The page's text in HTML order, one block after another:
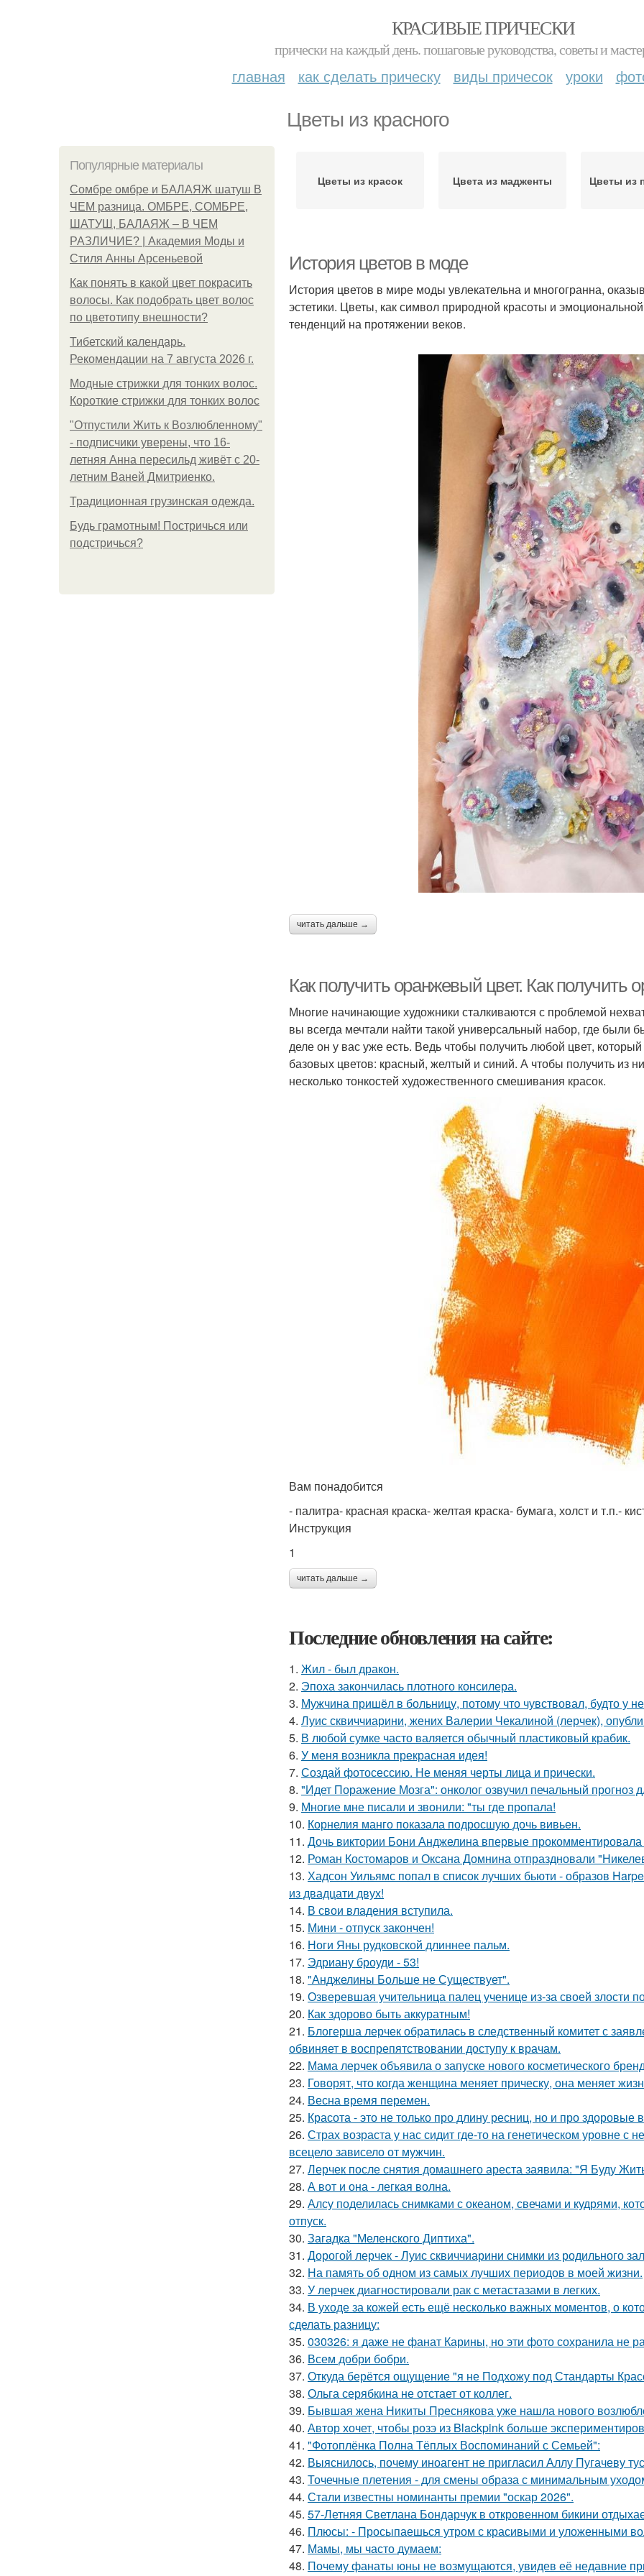
КРАСИВЫЕ ПРИЧЕСКИ
прически на каждый день. пошаговые руководства, советы и
главная как сделать прическу виды причесок уроки
Цветы из красного
Популярные материалы
Сомбре омбре и БАЛАЯЖ шатуш В
ЧЕМ разница. ОМБРЕ, СОМБРЕ,
ШАТУШ, БАЛАЯЖ – В ЧЕМ
РАЗЛИЧИЕ? | Академия Моды и
Стиля Анны Арсеньевой
Как понять в какой цвет покрасить
волосы. Как подобрать цвет волос
по цветотипу внешности?
Тибетский календарь.
Рекомендации на 7 августа 2026 г.
Модные стрижки для тонких волос.
Короткие стрижки для тонких волос
"Отпустили Жить к Возлюбленному"
- подписчики уверены, что 16-
летняя Анна пересильд живёт с 20-
летним Ваней Дмитриенко.
Традиционная грузинская одежда.
Будь грамотным! Постричься или
подстричься?
Цветы из красок Цвета из мадженты Цветы из
История цветов в моде
История цветов в мире моды увлекательна и многогранна,
эстетики. Цветы, как символ природной красоты и
тенденций на протяжении веков.
читать дальше →
Как получить оранжевый цвет. Как получить
Многие начинающие художники сталкиваются с проблемой
вы всегда мечтали найти такой универсальный набор, где были
деле он у вас уже есть. Ведь чтобы получить любой цвет,
базовых цветов: красный, желтый и синий. А чтобы получить из
несколько тонкостей художественного смешивания красок.
Вам понадобится
- палитра- красная краска- желтая краска- бумага, холст и т.п.-
Инструкция
1
читать дальше →
Последние обновления на сайте:
1. Жил - был дракон.
2. Эпоха закончилась плотного консилера.
3. Мужчина пришёл в больницу, потому что чувствовал, будто у
4. Луис сквиччиарини, жених Валерии Чекалиной (лерчек),
5. В любой сумке часто валяется обычный пластиковый крабик.
6. У меня возникла прекрасная идея!
7. Создай фотосессию. Не меняя черты лица и прически.
8. "Идет Поражение Мозга": онколог озвучил печальный прогноз
9. Многие мне писали и звонили: "ты где пропала!
10. Корнелия манго показала подросшую дочь вивьен.
11. Дочь виктории Бони Анджелина впервые прокомментировала
12. Роман Костомаров и Оксана Домнина отпраздновали
13. Хадсон Уильямс попал в список лучших бьюти - образов
из двадцати двух!
14. В свои владения вступила.
15. Мини - отпуск закончен!
16. Ноги Яны рудковской длиннее пальм.
17. Эдриану броуди - 53!
18. "Анджелины Больше не Существует".
19. Озверевшая учительница палец ученице из-за своей злости
20. Как здорово быть аккуратным!
21. Блогерша лерчек обратилась в следственный комитет с
обвиняет в воспрепятствовании доступу к врачам.
22. Мама лерчек объявила о запуске нового косметического
23. Говорят, что когда женщина меняет прическу, она меняет
24. Весна время перемен.
25. Красота - это не только про длину ресниц, но и про здоровые
26. Страх возраста у нас сидит где-то на генетическом уровне
всецело зависело от мужчин.
27. Лерчек после снятия домашнего ареста заявила: "Я Буду
28. А вот и она - легкая волна.
29. Алсу поделилась снимками с океаном, свечами и кудрями,
отпуск.
30. Загадка "Меленского Диптиха".
31. Дорогой лерчек - Луис сквиччиарини снимки из родильного
32. На память об одном из самых лучших периодов в моей жизни.
33. У лерчек диагностировали рак с метастазами в легких.
34. В уходе за кожей есть ещё несколько важных моментов, о
сделать разницу:
35. 030326: я даже не фанат Карины, но эти фото сохранила не
36. Всем добри бобри.
37. Откуда берётся ощущение "я не Подхожу под Стандарты
38. Ольга серябкина не отстает от коллег.
39. Бывшая жена Никиты Преснякова уже нашла нового
40. Автор хочет, чтобы розэ из Blackpink больше
41. "Фотоплёнка Полна Тёплых Воспоминаний с Семьей":
42. Выяснилось, почему иноагент не пригласил Аллу Пугачеву
43. Точечные плетения - для смены образа с минимальным
44. Стали известны номинанты премии "оскар 2026".
45. 57-Летняя Светлана Бондарчук в откровенном бикини
46. Плюсы: - Просыпаешься утром с красивыми и уложенными
47. Мамы, мы часто думаем:
48. Почему фанаты юны не возмущаются, увидев её недавние